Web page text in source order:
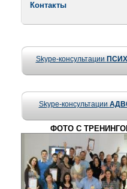
Контакты
Skype-консультации
Skype-консультации
ФОТО С